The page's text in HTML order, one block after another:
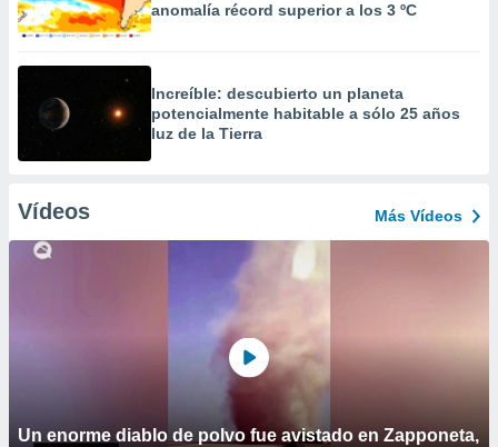
anomalía récord superior a los 3 ºC
Increíble: descubierto un planeta
potencialmente habitable a sólo 25 años
luz de la Tierra
Vídeos Más Vídeos
Un enorme diablo de polvo fue avistado en Zapponeta,